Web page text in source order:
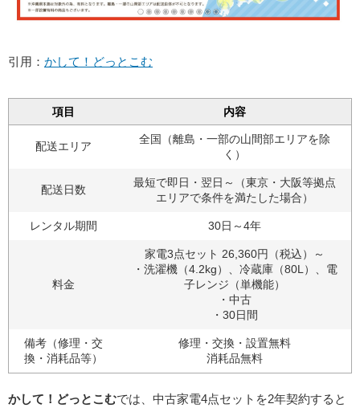
引用： かして！どっとこむ
項目 内容
配送エリア
全国（離島・一部の山間部エリアを除
く）
配送日数
最短で即日・翌日～（東京・大阪等拠点
エリアで条件を満たした場合）
レンタル期間 30日～4年
料金
家電3点セット 26,360円（税込）～
・洗濯機（4.2kg）、冷蔵庫（80L）、電
子レンジ（単機能）
・中古
・30日間
備考（修理・交
換・消耗品等）
修理・交換・設置無料
消耗品無料
かして！どっとこむでは、中古家電4点セットを2年契約すると